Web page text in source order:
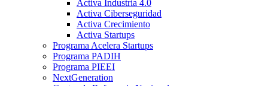
Activa Industria 4.0
Activa Ciberseguridad
Activa Crecimiento
Activa Startups
Programa Acelera Startups
Programa PADIH
Programa PIEEI
NextGeneration